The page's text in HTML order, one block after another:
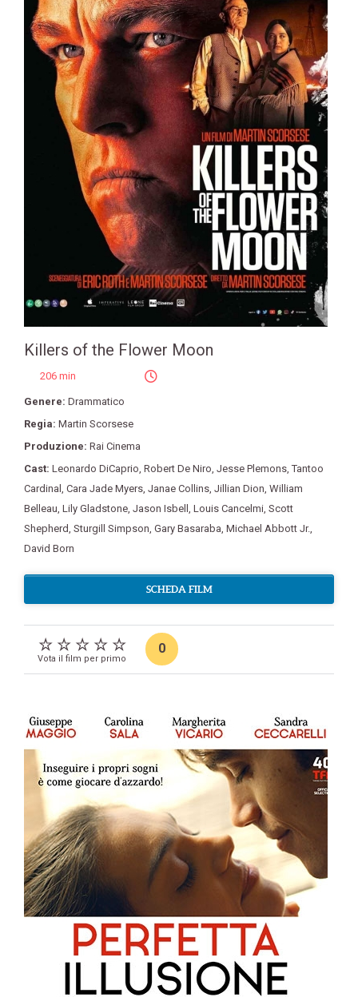
Killers of the Flower Moon
206 min
Genere: Drammatico
Regia: Martin Scorsese
Produzione: Rai Cinema
Cast: Leonardo DiCaprio Robert De Niro Jesse Plemons ,Tantoo
Cardinal Cara Jade Myers Janae Collins Jillian Dion William
Belleau Lily Gladstone Jason Isbell Louis Cancelmi Scott
Shepherd Sturgill Simpson Gary Basaraba Michael Abbott Jr.
David Born
SCHEDA FILM
Vota il film per primo
0